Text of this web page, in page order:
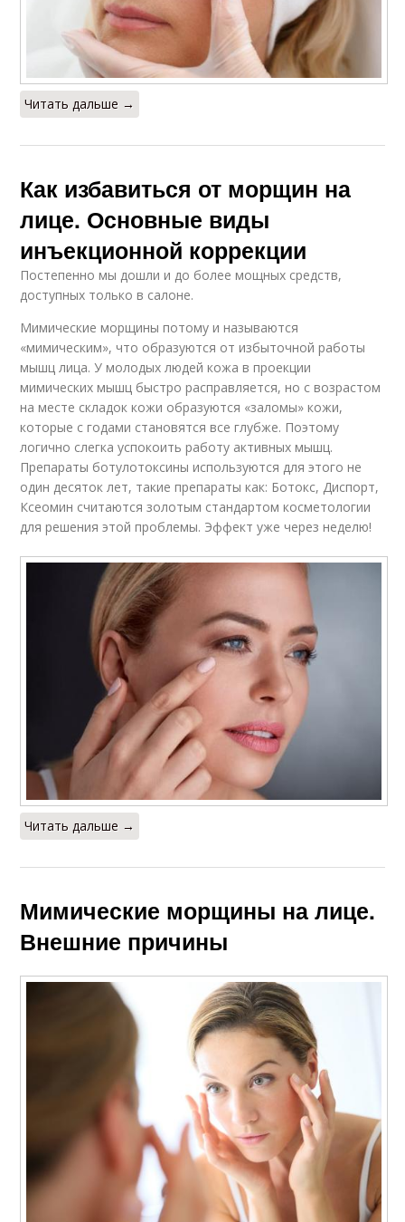
Читать дальше →
Как избавиться от морщин на
лице. Основные виды
инъекционной коррекции
Постепенно мы дошли и до более мощных средств,
доступных только в салоне.
Мимические морщины потому и называются
«мимическим», что образуются от избыточной работы
мышц лица. У молодых людей кожа в проекции
мимических мышц быстро расправляется, но с возрастом
на месте складок кожи образуются «заломы» кожи,
которые с годами становятся все глубже. Поэтому
логично слегка успокоить работу активных мышц.
Препараты ботулотоксины используются для этого не
один десяток лет, такие препараты как: Ботокс, Диспорт,
Ксеомин считаются золотым стандартом косметологии
для решения этой проблемы. Эффект уже через неделю!
Читать дальше →
Мимические морщины на лице.
Внешние причины